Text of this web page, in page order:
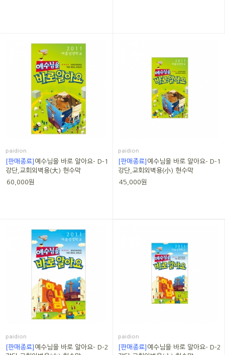
paidion
[판매종료] 예수님을 바로 알아요- D-1
강단,교회외벽용(大) 현수막
60,000원
paidion
[판매종료] 예수님을 바로 알아요- D-1
강단,교회외벽용(小) 현수막
45,000원
paidion
[판매종료] 예수님을 바로 알아요- D-2
paidion
[판매종료] 예수님을 바로 알아요- D-2